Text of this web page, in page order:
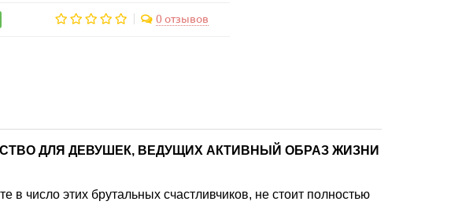
0 отзывов
ДЛЯ ДЕВУШЕК, ВЕДУЩИХ АКТИВНЫЙ ОБРАЗ ЖИЗНИ
в число этих брутальных счастливчиков, не стоит полностью